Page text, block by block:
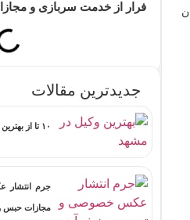
فرار از خدمت سربازی و
جدیدترین مقالات
۱۰ تا از بهترین وکیل در مشهد
جرم
مجازات حبس